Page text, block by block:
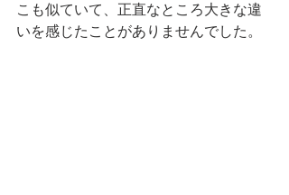
こも似ていて、正直なところ大きな違
いを感じたことがありませんでした。